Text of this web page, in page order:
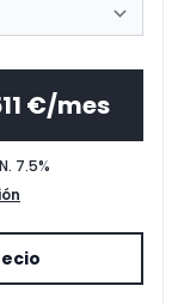
0,00€
€/mes
7.5%